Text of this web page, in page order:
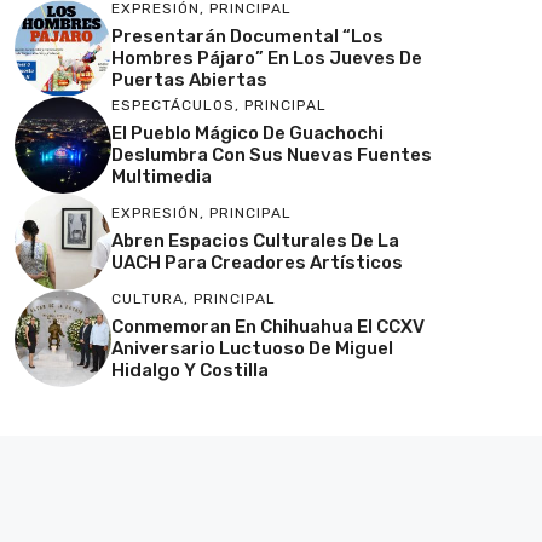
EXPRESIÓN, PRINCIPAL
Presentarán Documental “Los
Hombres Pájaro” En Los Jueves De
Puertas Abiertas
ESPECTÁCULOS, PRINCIPAL
El Pueblo Mágico De Guachochi
Deslumbra Con Sus Nuevas Fuentes
Multimedia
EXPRESIÓN, PRINCIPAL
Abren Espacios Culturales De La
UACH Para Creadores Artísticos
CULTURA, PRINCIPAL
Conmemoran En Chihuahua El CCXV
Aniversario Luctuoso De Miguel
Hidalgo Y Costilla